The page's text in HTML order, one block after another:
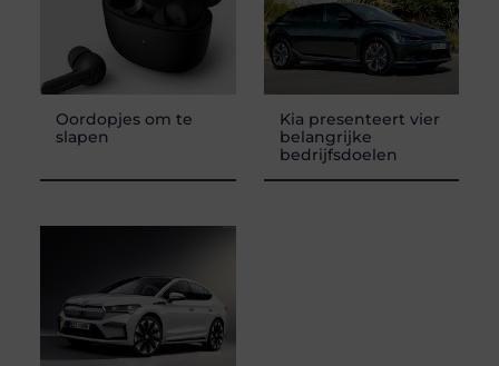
Oordopjes om te
slapen
Kia presenteert vier
belangrijke
bedrijfsdoelen